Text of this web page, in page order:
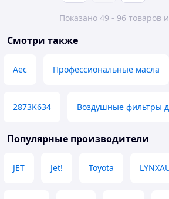
Показано 49 - 96 товаров
Смотри также
Aec Профессиональные масла
2873K634 Воздушные фильтры
Популярные производители
JET Jet! Toyota